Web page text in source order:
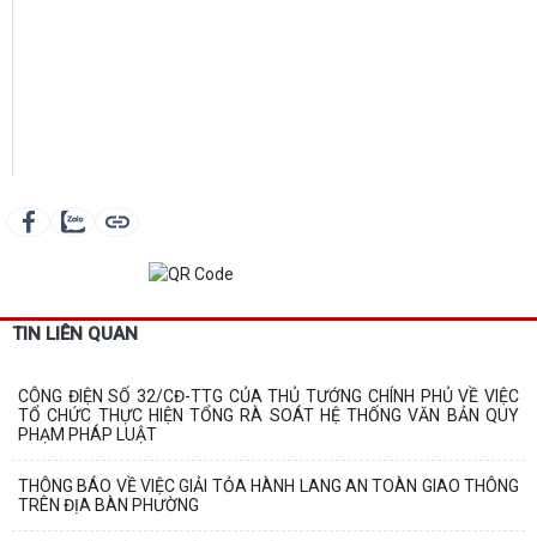
TIN LIÊN QUAN
CÔNG ĐIỆN SỐ 32/CĐ-TTG CỦA THỦ TƯỚNG CHÍNH PHỦ VỀ VIỆC
TỔ CHỨC THỰC HIỆN TỔNG RÀ SOÁT HỆ THỐNG VĂN BẢN QUY
PHẠM PHÁP LUẬT
THÔNG BÁO VỀ VIỆC GIẢI TỎA HÀNH LANG AN TOÀN GIAO THÔNG
TRÊN ĐỊA BÀN PHƯỜNG